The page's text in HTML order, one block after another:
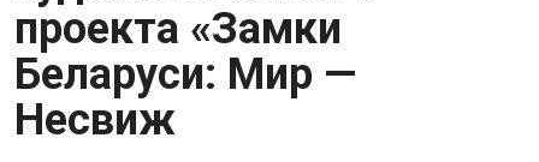
проекта «Замки
Беларуси: Мир —
Несвиж